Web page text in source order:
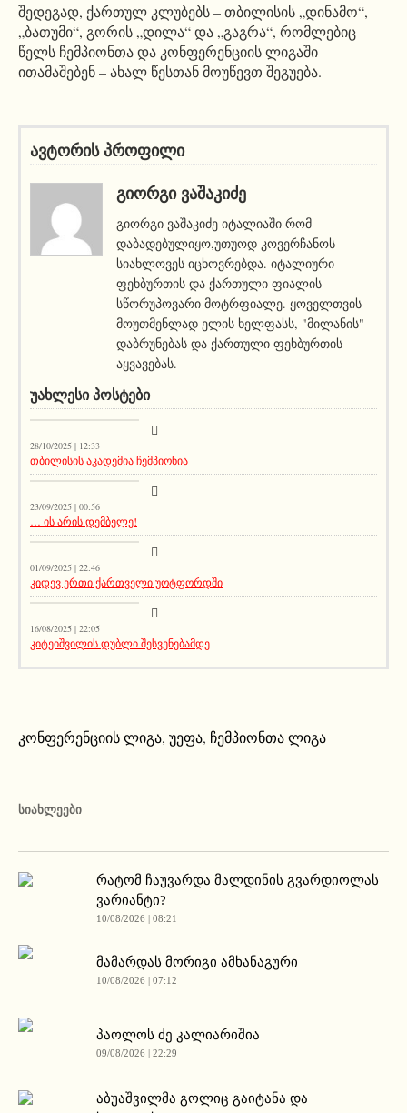
შედეგად, ქართულ კლუბებს – თბილისის „დინამო“,
„ბათუმი“, გორის „დილა“ და „გაგრა“, რომლებიც
წელს ჩემპიონთა და კონფერენციის ლიგაში
ითამაშებენ – ახალ წესთან მოუწევთ შეგუება.
ავტორის პროფილი
ᲒᲘᲝᲠᲒᲘ ᲕᲐᲨᲐᲙᲘᲫᲔ
გიორგი ვაშაკიძე იტალიაში რომ
დაბადებულიყო,უთუოდ კოვერჩანოს
სიახლოვეს იცხოვრებდა. იტალიური
ფეხბურთის და ქართული ფიალის
სწორუპოვარი მოტრფიალე. ყოველთვის
მოუთმენლად ელის ხელფასს, "მილანის"
დაბრუნებას და ქართული ფეხბურთის
აყვავებას.
ᲣᲐᲮᲚᲔᲡᲘ ᲞᲝᲡᲢᲔᲑᲘ
კატეგორიის გარეშე
28/10/2025 | 12:33
თბილისის აკადემია ჩემპიონია
კატეგორიის გარეშე
23/09/2025 | 00:56
… ის არის დემბელე!
კატეგორიის გარეშე
01/09/2025 | 22:46
კიდევ ერთი ქართველი უოტფორდში
კატეგორიის გარეშე
16/08/2025 | 22:05
კიტეიშვილის დუბლი შესვენებამდე
კონფერენციის ლიგა, უეფა, ჩემპიონთა ლიგა
ᲡᲘᲐᲮᲚᲔᲔᲑᲘ
რატომ ჩაუვარდა მალდინის გვარდიოლას
ვარიანტი?
10/08/2026 | 08:21
მამარდას მორიგი ამხანაგური
10/08/2026 | 07:12
პაოლოს ძე კალიარიშია
09/08/2026 | 22:29
აბუაშვილმა გოლიც გაიტანა და